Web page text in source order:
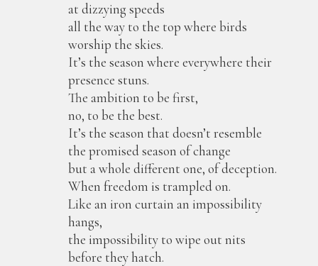
at dizzying speeds
all the way to the top where birds
worship the skies.
It’s the season where everywhere their
presence stuns.
The ambition to be first,
no, to be the best.
It’s the season that doesn’t resemble
the promised season of change
but a whole different one, of deception.
When freedom is trampled on.
Like an iron curtain an impossibility
hangs,
the impossibility to wipe out nits
before they hatch.